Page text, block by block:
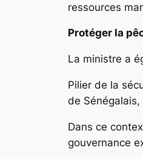
ressources
Protéger la
La ministre a
Pilier de la
de
Dans ce
gouvernance